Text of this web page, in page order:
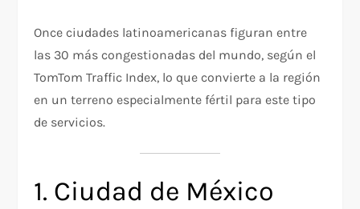
Once ciudades latinoamericanas figuran entre
las 30 más congestionadas del mundo, según el
TomTom Traffic Index, lo que convierte a la región
en un terreno especialmente fértil para este tipo
de servicios.
1. Ciudad de México